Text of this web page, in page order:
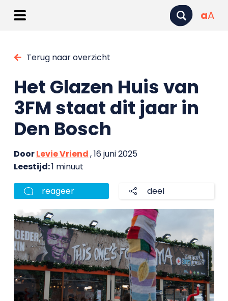
aA
Terug naar overzicht
Het Glazen Huis van
3FM staat dit jaar in
Den Bosch
DoorLevie Vriend, 16 juni 2025
Leestijd:1 minuut
reageer deel